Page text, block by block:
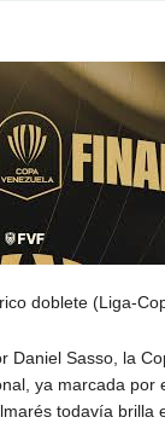
doblete (Liga-
Daniel Sasso, la
ya marcada por
todavía brilla